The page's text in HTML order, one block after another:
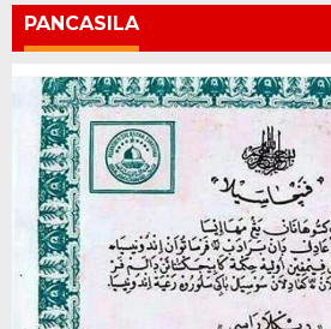
PANCASILA